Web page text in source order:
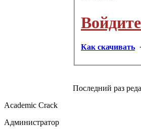
Как скачивать
Последний раз
Academic Crack
Администратор